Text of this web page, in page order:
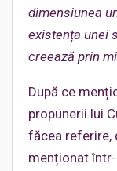
dimensiunea
existența unei
creează prin
După ce
propunerii lui
făcea referire,
menționat